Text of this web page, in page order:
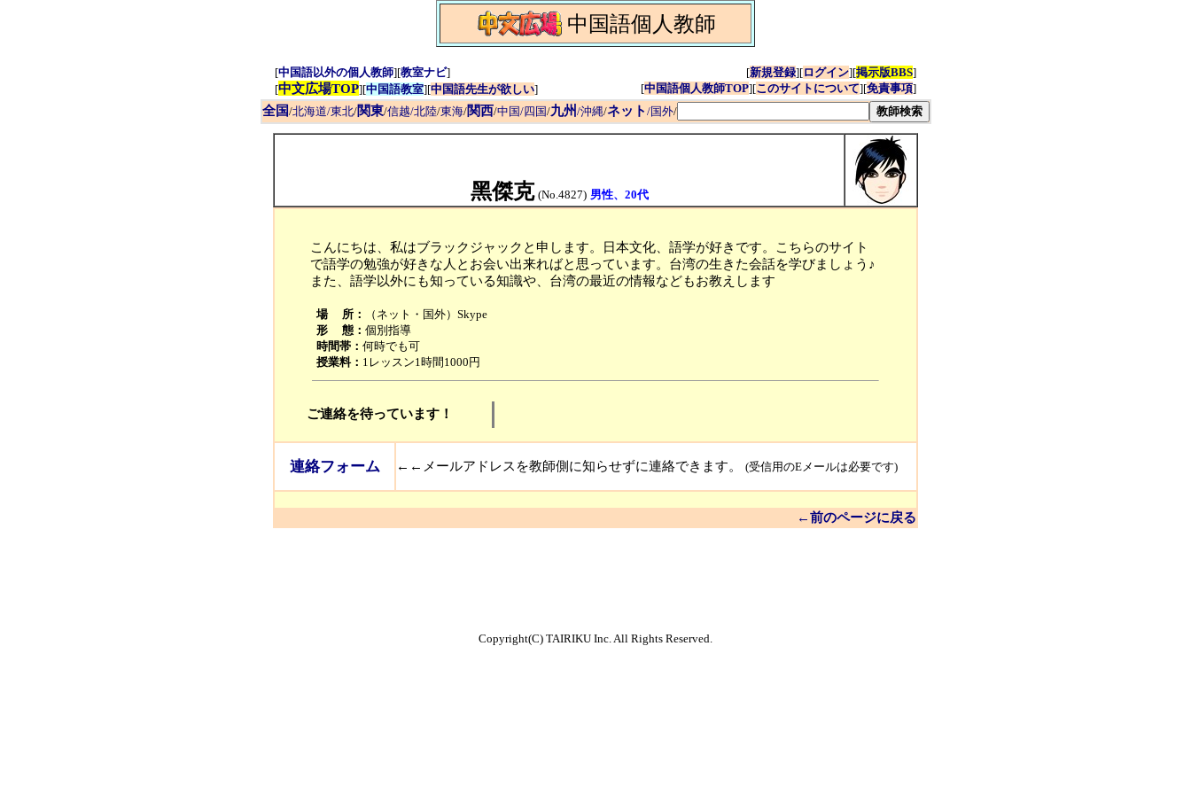
中国語個人教師
[中国語以外の個人教師][教室ナビ]
[中文広場TOP][中国語教室][中国語先生が欲しい]
[新規登録][ログイン][掲示版BBS]
[中国語個人教師TOP][このサイトについて][免責事項]
全国/北海道/東北/関東/信越/北陸/東海/関西/中国/四国/九州/沖縄/ネット /国外/
黑傑克 (No.4827) 男性、20代
こんにちは、私はブラックジャックと申します。日本文化、語学が好きです。こちらのサイト
で語学の勉強が好きな人とお会い出来ればと思っています。台湾の生きた会話を学びましょう♪
また、語学以外にも知っている知識や、台湾の最近の情報などもお教えします
場 所：
（ネット・国外）Skype
形 態： 個別指導
時間帯： 何時でも可
授業料： 1レッスン1時間1000円
ご連絡を待っています！
連絡フォーム ←←メールアドレスを教師側に知らせずに連絡できます。 (受信用のEメールは必要です)
←前のページに戻る
Copyright(C) TAIRIKU Inc. All Rights Reserved.